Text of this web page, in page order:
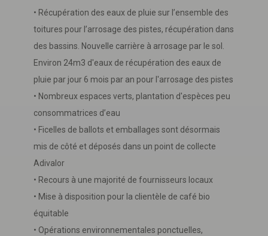
• Récupération des eaux de pluie sur l’ensemble des
toitures pour l’arrosage des pistes, récupération dans
des bassins. Nouvelle carrière à arrosage par le sol.
Environ 24m3 d'eaux de récupération des eaux de
pluie par jour 6 mois par an pour l'arrosage des pistes
• Nombreux espaces verts, plantation d'espèces peu
consommatrices d’eau
• Ficelles de ballots et emballages sont désormais
mis de côté et déposés dans un point de collecte
Adivalor
• Recours à une majorité de fournisseurs locaux
• Mise à disposition pour la clientèle de café bio
équitable
• Opérations environnementales ponctuelles,